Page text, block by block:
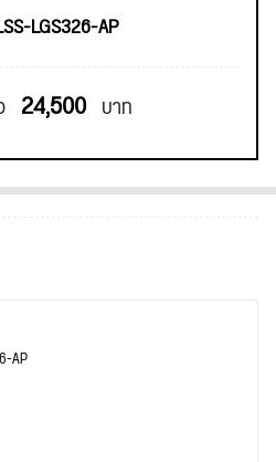
LGS326-AP
24,500 บาท
AP